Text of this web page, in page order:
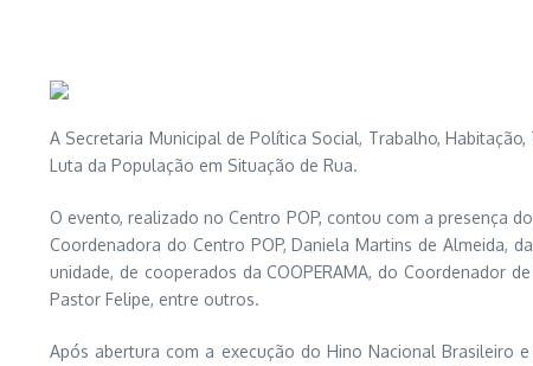
A Secretaria Municipal de Política Social, Trabalho,
Luta da População em Situação de Rua.
O evento, realizado no Centro POP, contou com a presença
Coordenadora do Centro POP, Daniela Martins de Almeida,
unidade, de cooperados da COOPERAMA, do Coordenador
Pastor Felipe, entre outros.
Após abertura com a execução do Hino Nacional Brasileiro